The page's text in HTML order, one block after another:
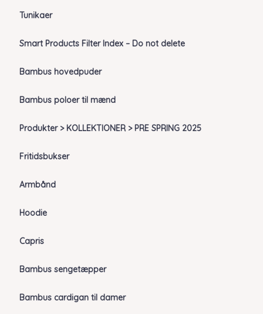
Tunikaer
Smart Products Filter Index – Do not delete
Bambus hovedpuder
Bambus poloer til mænd
Produkter > KOLLEKTIONER > PRE SPRING 2025
Fritidsbukser
Armbånd
Hoodie
Capris
Bambus sengetæpper
Bambus cardigan til damer